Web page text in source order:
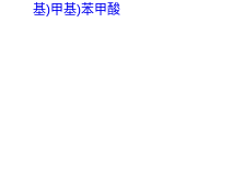
基)甲基)苯甲酸